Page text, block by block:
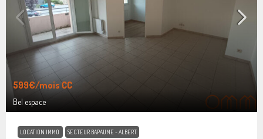
599€/mois CC
Bel espace
LOCATION IMMO SECTEUR BAPAUME - ALBERT